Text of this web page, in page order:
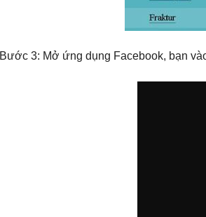
Bước 3: Mở ứng dụng Facebook, bạn